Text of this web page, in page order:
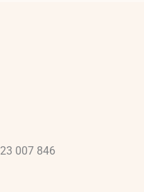
007 846